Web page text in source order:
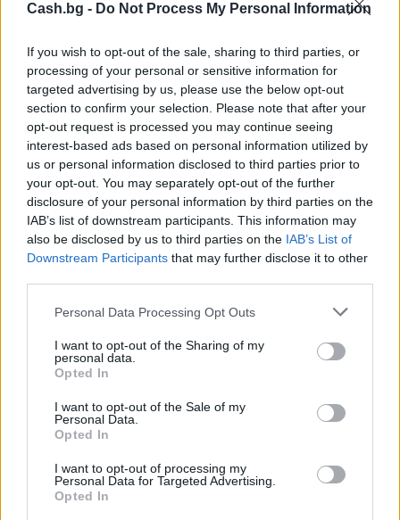
Cash.bg - Do Not Process My Personal Information
If you wish to opt-out of the sale, sharing to third parties, or
processing of your personal or sensitive information for
targeted advertising by us, please use the below opt-out
section to confirm your selection. Please note that after your
opt-out request is processed you may continue seeing
interest-based ads based on personal information utilized by
us or personal information disclosed to third parties prior to
your opt-out. You may separately opt-out of the further
disclosure of your personal information by third parties on the
IAB’s list of downstream participants. This information may
also be disclosed by us to third parties on the IAB’s List of
Downstream Participants that may further disclose it to other
Personal Data Processing Opt Outs
I want to opt-out of the Sharing of my
personal data.
Opted In
I want to opt-out of the Sale of my
Personal Data.
Opted In
I want to opt-out of processing my
Personal Data for Targeted Advertising.
Opted In
Facebook ще маркира публикациите на
кандидат-президенти и федерални
служители в САЩ
19.07.2020 / 22:18